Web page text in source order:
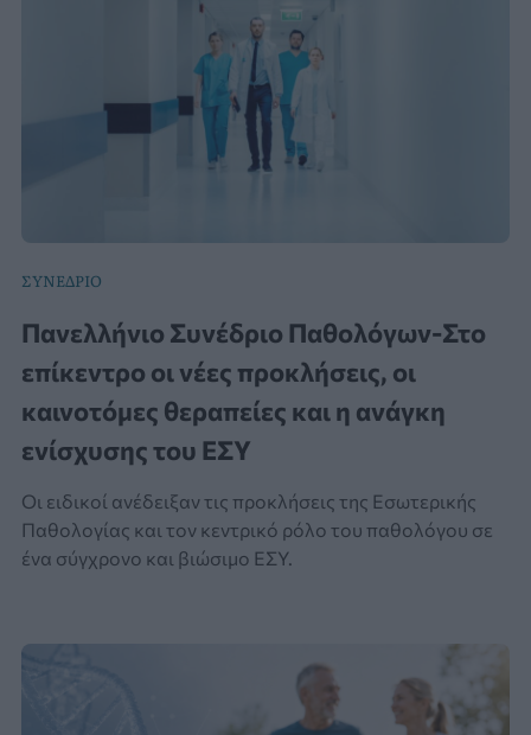
ΣΥΝΕΔΡΙΟ
Πανελλήνιο Συνέδριο Παθολόγων-Στο
επίκεντρο οι νέες προκλήσεις, οι
καινοτόμες θεραπείες και η ανάγκη
ενίσχυσης του ΕΣΥ
Οι ειδικοί ανέδειξαν τις προκλήσεις της Εσωτερικής
Παθολογίας και τον κεντρικό ρόλο του παθολόγου σε
ένα σύγχρονο και βιώσιμο ΕΣΥ.